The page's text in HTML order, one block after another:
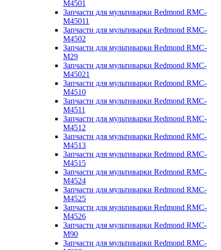
M4501
Запчасти для мультиварки Redmond RMC-
M45011
Запчасти для мультиварки Redmond RMC-
M4502
Запчасти для мультиварки Redmond RMC-
M29
Запчасти для мультиварки Redmond RMC-
M45021
Запчасти для мультиварки Redmond RMC-
M4510
Запчасти для мультиварки Redmond RMC-
M4511
Запчасти для мультиварки Redmond RMC-
M4512
Запчасти для мультиварки Redmond RMC-
M4513
Запчасти для мультиварки Redmond RMC-
M4515
Запчасти для мультиварки Redmond RMC-
M4524
Запчасти для мультиварки Redmond RMC-
M4525
Запчасти для мультиварки Redmond RMC-
M4526
Запчасти для мультиварки Redmond RMC-
M90
Запчасти для мультиварки Redmond RMC-